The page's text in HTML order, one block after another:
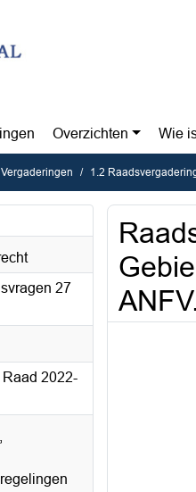
Overzichten Wie
Vergaderingen 1.2
27
2022-